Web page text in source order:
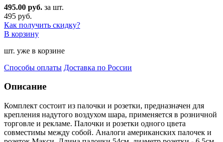
495.00 руб. за шт.
495 руб.
Как получить скидку?
В корзину
шт. уже в корзине
Способы оплаты Доставка по России
Описание
Комплект состоит из палочки и розетки, предназначен для
крепления надутого воздухом шара, применяется в розничной
торговле и рекламе. Палочки и розетки одного цвета
совместимы между собой. Аналоги американских палочек и